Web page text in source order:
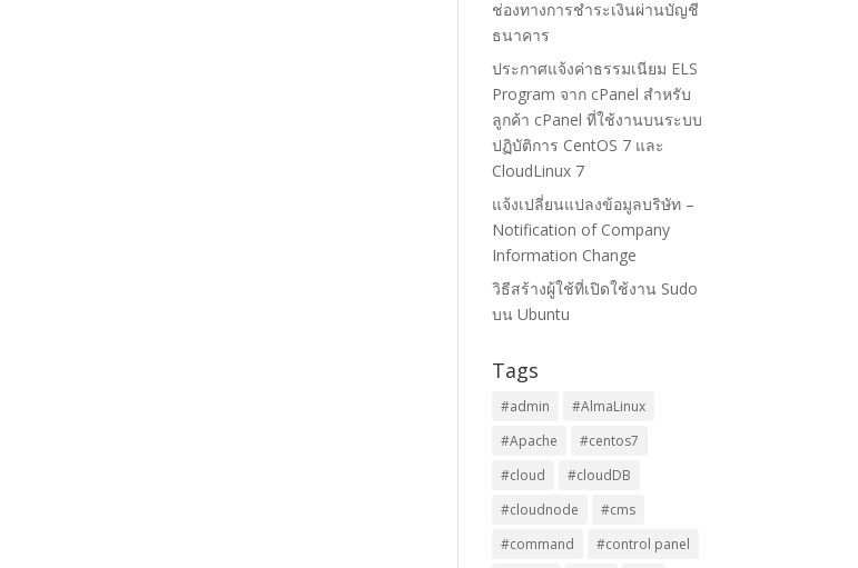
ช่องทางการชำระเงินผ่านบัญชี
ธนาคาร
ประกาศแจ้งค่าธรรมเนียม ELS
Program จาก cPanel สำหรับ
ลูกค้า cPanel ที่ใช้งานบนระบบ
ปฏิบัติการ CentOS 7 และ
CloudLinux 7
แจ้งเปลี่ยนแปลงข้อมูลบริษัท –
Notification of Company
Information Change
วิธีสร้างผู้ใช้ที่เปิดใช้งาน Sudo
บน Ubuntu
Tags
#admin
#AlmaLinux
#Apache
#centos7
#cloud
#cloudDB
#cloudnode
#cms
#command
#control panel